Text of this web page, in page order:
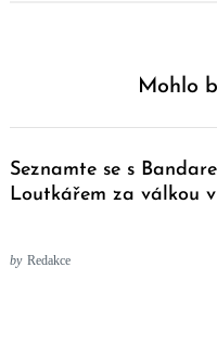
Mohlo
Seznamte se s
Loutkářem za válkou
by Redakce